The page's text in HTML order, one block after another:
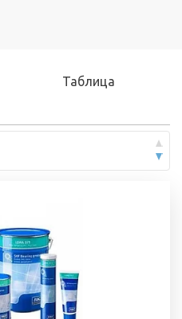
Таблица